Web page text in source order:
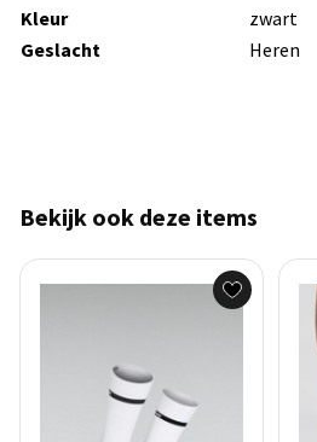
Kleur
zwart
Geslacht
Heren
Bekijk ook deze items